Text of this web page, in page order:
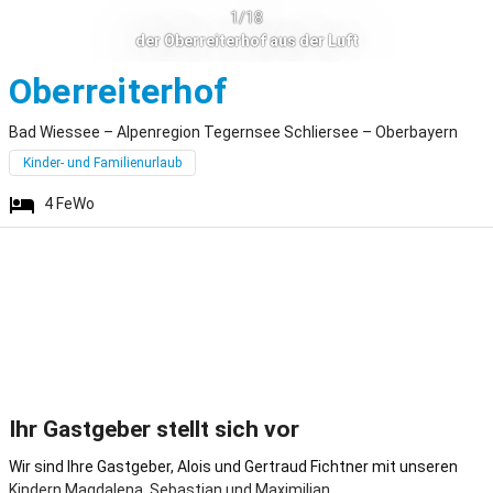
1/18
der Oberreiterhof aus der Luft
Oberreiterhof
Bad Wiessee – Alpenregion Tegernsee Schliersee – Oberbayern
Kinder- und Familienurlaub
4 FeWo
Ihr Gastgeber stellt sich vor
Wir sind Ihre Gastgeber, Alois und Gertraud Fichtner mit unseren